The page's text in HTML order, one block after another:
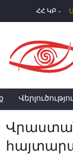
ՀՀ ԿԲ -